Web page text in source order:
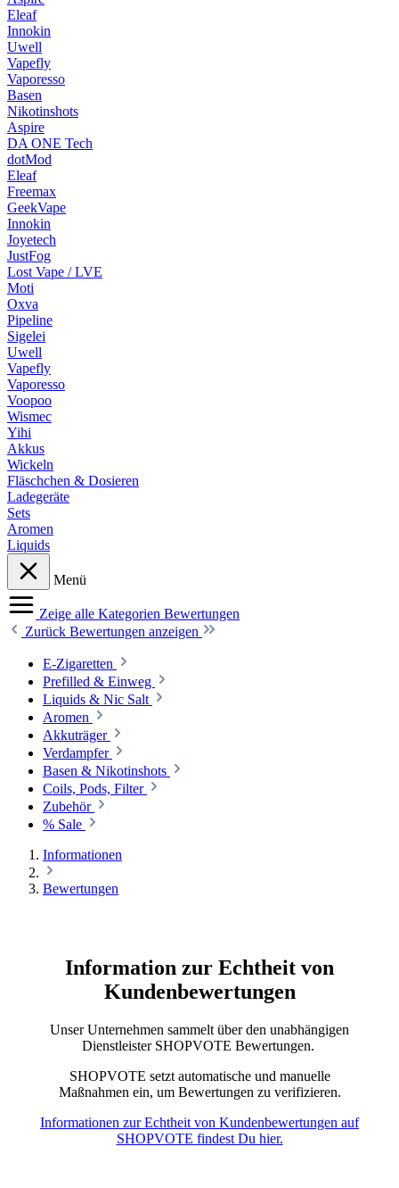
Eleaf
Innokin
Uwell
Vapefly
Vaporesso
Basen
Nikotinshots
Aspire
DA ONE Tech
dotMod
Eleaf
Freemax
GeekVape
Innokin
Joyetech
JustFog
Lost Vape / LVE
Moti
Oxva
Pipeline
Sigelei
Uwell
Vapefly
Vaporesso
Voopoo
Wismec
Yihi
Akkus
Wickeln
Fläschchen & Dosieren
Ladegeräte
Sets
Aromen
Liquids
Menü
Zeige alle Kategorien Bewertungen
Zurück Bewertungen anzeigen
E-Zigaretten
Prefilled & Einweg
Liquids & Nic Salt
Aromen
Akkuträger
Verdampfer
Basen & Nikotinshots
Coils, Pods, Filter
Zubehör
% Sale
Informationen
Bewertungen
Information zur Echtheit von
Kundenbewertungen
Unser Unternehmen sammelt über den unabhängigen
Dienstleister SHOPVOTE Bewertungen.
SHOPVOTE setzt automatische und manuelle
Maßnahmen ein, um Bewertungen zu verifizieren.
Informationen zur Echtheit von Kundenbewertungen auf
SHOPVOTE findest Du hier.